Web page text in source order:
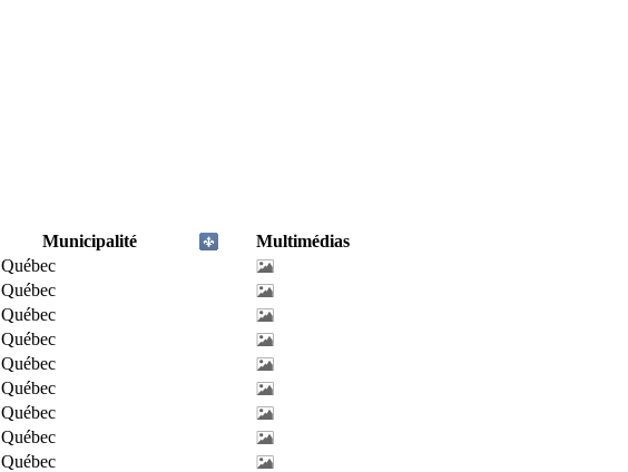
Municipalité
Multimédias
Québec
Québec
Québec
Québec
Québec
Québec
Québec
Québec
Québec